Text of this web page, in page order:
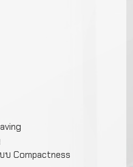
บ Compactness